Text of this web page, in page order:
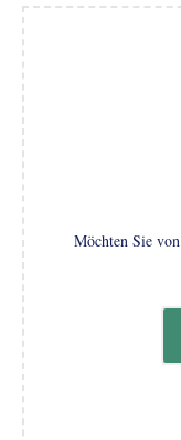
Möchten Sie von